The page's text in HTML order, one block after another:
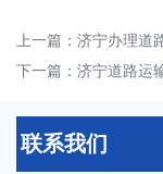
上一篇： 济宁办理道
下一篇： 济宁道路运
联系我们